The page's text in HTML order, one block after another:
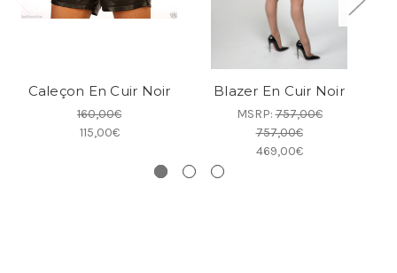
Caleçon En Cuir Noir
160,00€
115,00€
Blazer En Cuir Noir
MSRP:757,00€
757,00€
469,00€